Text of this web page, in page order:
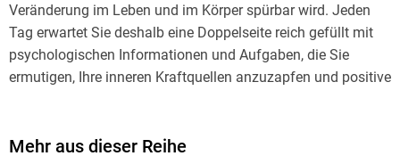
Veränderung im Leben und im Körper spürbar wird. Jeden
Tag erwartet Sie deshalb eine Doppelseite reich gefüllt mit
psychologischen Informationen und Aufgaben, die Sie
ermutigen, Ihre inneren Kraftquellen anzuzapfen und positive
Challenge und werden Sie Tag für Tag ein bisschen
Mehr aus dieser Reihe